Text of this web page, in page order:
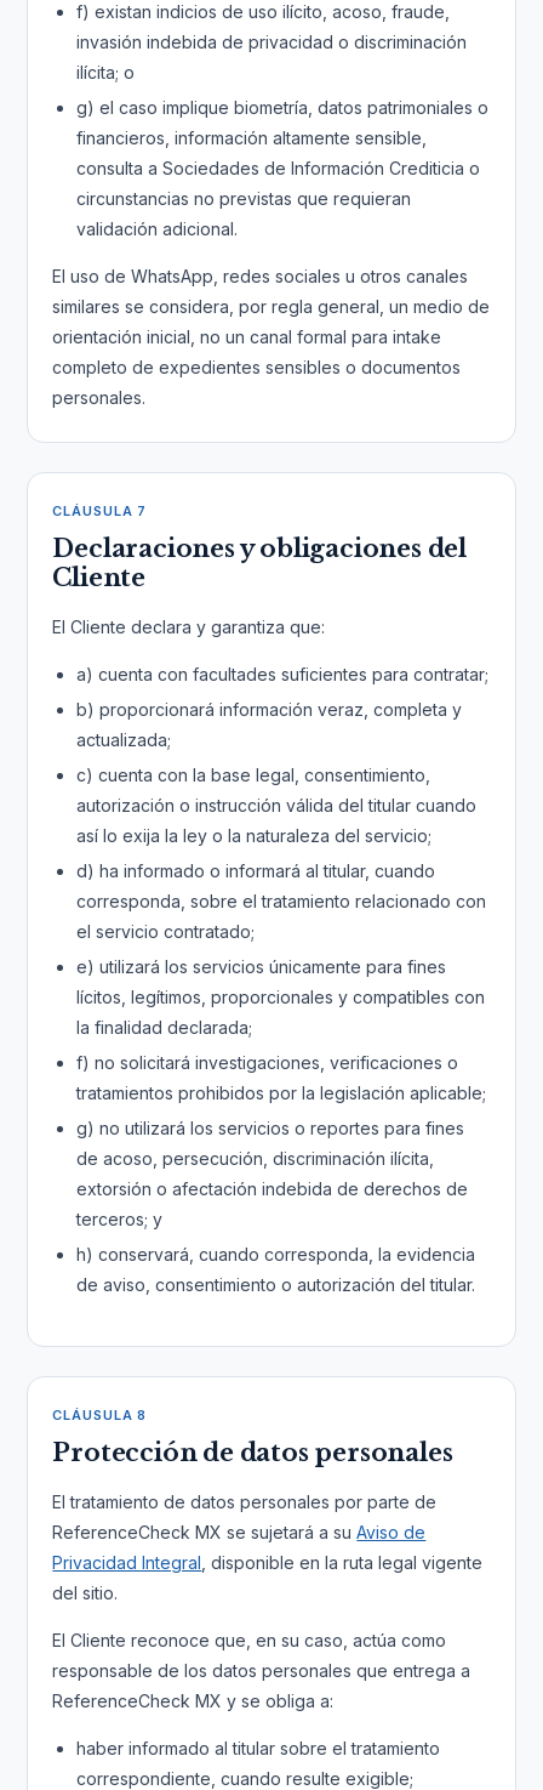
f) existan indicios de uso ilícito, acoso, fraude,
invasión indebida de privacidad o discriminación
ilícita; o
g) el caso implique biometría, datos patrimoniales o
financieros, información altamente sensible,
consulta a Sociedades de Información Crediticia o
circunstancias no previstas que requieran
validación adicional.
El uso de WhatsApp, redes sociales u otros canales
similares se considera, por regla general, un medio de
orientación inicial, no un canal formal para intake
completo de expedientes sensibles o documentos
personales.
CLÁUSULA 7
Declaraciones y obligaciones del
Cliente
El Cliente declara y garantiza que:
a) cuenta con facultades suficientes para contratar;
b) proporcionará información veraz, completa y
actualizada;
c) cuenta con la base legal, consentimiento,
autorización o instrucción válida del titular cuando
así lo exija la ley o la naturaleza del servicio;
d) ha informado o informará al titular, cuando
corresponda, sobre el tratamiento relacionado con
el servicio contratado;
e) utilizará los servicios únicamente para fines
lícitos, legítimos, proporcionales y compatibles con
la finalidad declarada;
f) no solicitará investigaciones, verificaciones o
tratamientos prohibidos por la legislación aplicable;
g) no utilizará los servicios o reportes para fines
de acoso, persecución, discriminación ilícita,
extorsión o afectación indebida de derechos de
terceros; y
h) conservará, cuando corresponda, la evidencia
de aviso, consentimiento o autorización del titular.
CLÁUSULA 8
Protección de datos personales
El tratamiento de datos personales por parte de
ReferenceCheck MX se sujetará a suAviso de
Privacidad Integral , disponible en la ruta legal vigente
del sitio.
El Cliente reconoce que, en su caso, actúa como
responsable de los datos personales que entrega a
ReferenceCheck MX y se obliga a:
haber informado al titular sobre el tratamiento
correspondiente, cuando resulte exigible;